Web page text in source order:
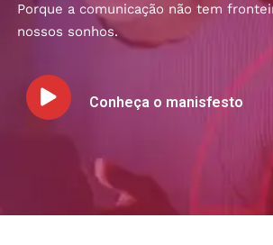
Porque a comunicação não tem
nossos sonhos.
Conheça o manisfesto